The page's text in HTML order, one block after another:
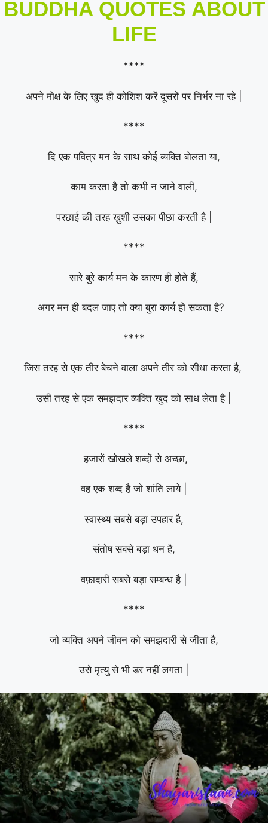
BUDDHA QUOTES ABOUT
LIFE
****
अपने मोक्ष के लिए खुद ही कोशिश करें दूसरों पर निर्भर ना रहे |
****
दि एक पवित्र मन के साथ कोई व्यक्ति बोलता या,
काम करता है तो कभी न जाने वाली,
परछाई की तरह ख़ुशी उसका पीछा करती है |
****
सारे बुरे कार्य मन के कारण ही होते हैं,
अगर मन ही बदल जाए तो क्या बुरा कार्य हो सकता है?
****
जिस तरह से एक तीर बेचने वाला अपने तीर को सीधा करता है,
उसी तरह से एक समझदार व्यक्ति खुद को साध लेता है |
****
हजारों खोखले शब्दों से अच्छा,
वह एक शब्द है जो शांति लाये |
स्वास्थ्य सबसे बड़ा उपहार है,
संतोष सबसे बड़ा धन है,
वफ़ादारी सबसे बड़ा सम्बन्ध है |
****
जो व्यक्ति अपने जीवन को समझदारी से जीता है,
उसे मृत्यु से भी डर नहीं लगता |